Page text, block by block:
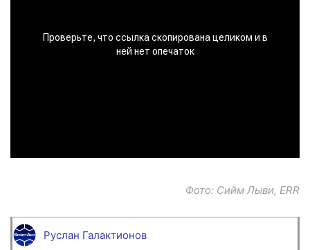
Фото: Сийм Лыви, ERR
Руслан Галактионов